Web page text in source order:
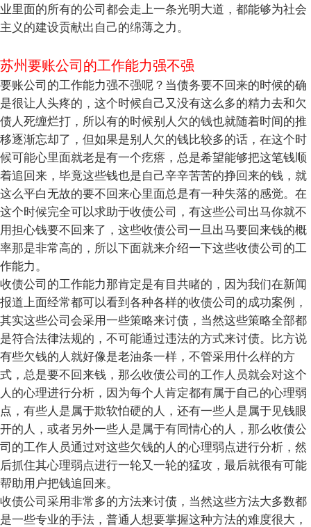
业里面的所有的公司都会走上一条光明大道，都能够为社会
主义的建设贡献出自己的绵薄之力。
苏州要账公司的工作能力强不强
要账公司的工作能力强不强呢？当债务要不回来的时候的确
是很让人头疼的，这个时候自己又没有这么多的精力去和欠
债人死缠烂打，所以有的时候别人欠的钱也就随着时间的推
移逐渐忘却了，但如果是别人欠的钱比较多的话，在这个时
候可能心里面就老是有一个疙瘩，总是希望能够把这笔钱顺
着追回来，毕竟这些钱也是自己辛辛苦苦的挣回来的钱，就
这么平白无故的要不回来心里面总是有一种失落的感觉。在
这个时候完全可以求助于收债公司，有这些公司出马你就不
用担心钱要不回来了，这些收债公司一旦出马要回来钱的概
率那是非常高的，所以下面就来介绍一下这些收债公司的工
作能力。
收债公司的工作能力那肯定是有目共睹的，因为我们在新闻
报道上面经常都可以看到各种各样的收债公司的成功案例，
其实这些公司会采用一些策略来讨债，当然这些策略全部都
是符合法律法规的，不可能通过违法的方式来讨债。比方说
有些欠钱的人就好像是老油条一样，不管采用什么样的方
式，总是要不回来钱，那么收债公司的工作人员就会对这个
人的心理进行分析，因为每个人肯定都有属于自己的心理弱
点，有些人是属于欺软怕硬的人，还有一些人是属于见钱眼
开的人，或者另外一些人是属于有同情心的人，那么收债公
司的工作人员通过对这些欠钱的人的心理弱点进行分析，然
后抓住其心理弱点进行一轮又一轮的猛攻，最后就很有可能
帮助用户把钱追回来。
收债公司采用非常多的方法来讨债，当然这些方法大多数都
是一些专业的手法，普通人想要掌握这种方法的难度很大，